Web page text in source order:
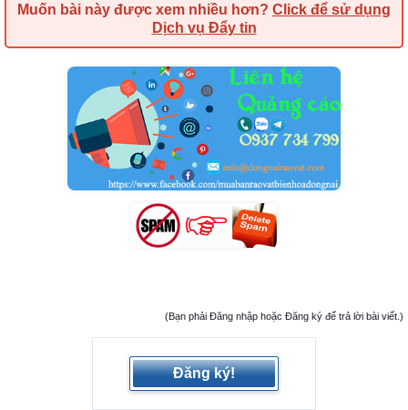
Muốn bài này được xem nhiều hơn? Click để sử dụng
Dịch vụ Đẩy tin
(Bạn phải Đăng nhập hoặc Đăng ký để trả lời bài viết.)
Đăng ký!